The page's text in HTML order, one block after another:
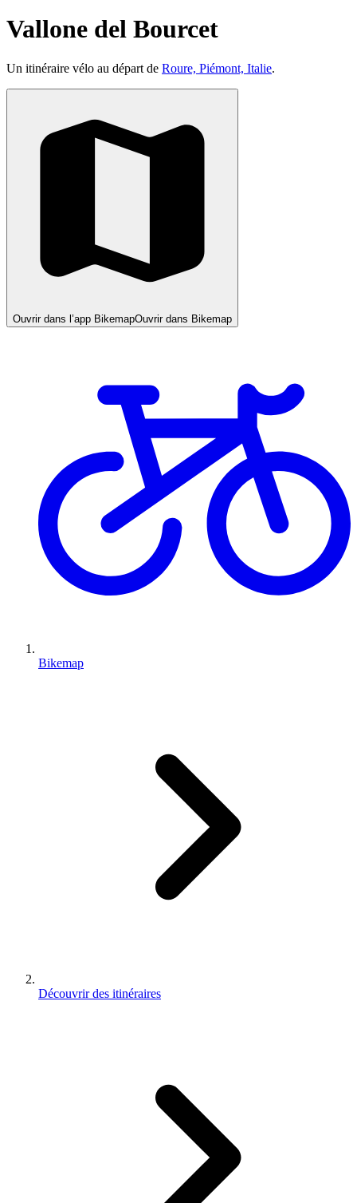
Vallone del Bourcet
Un itinéraire vélo au départ de Roure, Piémont, Italie.
Ouvrir dans l’app BikemapOuvrir dans Bikemap
Bikemap
Découvrir des itinéraires